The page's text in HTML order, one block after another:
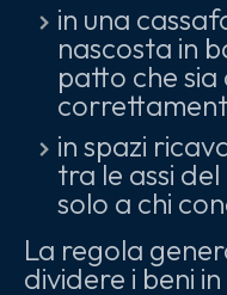
in una
nascosta in
patto che
in spazi
tra le assi
solo a chi
La regola
dividere i beni